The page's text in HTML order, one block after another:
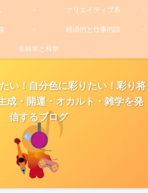
い！自分色に彩りたい！彩り将
成・開運・オカルト・雑学を発
信するブログ
クリエイティブ系
経済的と仕事的談
非科学と科学